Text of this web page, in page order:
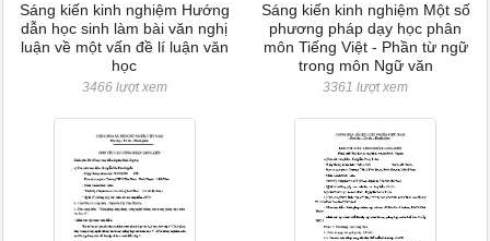
Sáng kiến kinh nghiệm Hướng
dẫn học sinh làm bài văn nghị
luận về một vấn đề lí luận văn
học
3466 lượt xem
Sáng kiến kinh nghiệm Một số
phương pháp dạy học phân
môn Tiếng Việt - Phần từ ngữ
trong môn Ngữ văn
3361 lượt xem